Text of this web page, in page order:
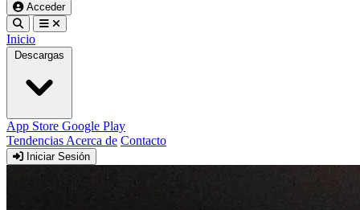
Acceder
Inicio
Descargas
App Store Google Play
Tendencias Acerca de Contacto
Iniciar Sesión